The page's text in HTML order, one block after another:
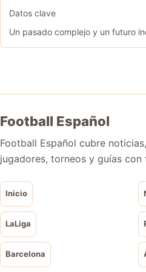
Datos clave
Un pasado complejo y un futuro
Football Español
Football Español cubre
jugadores, torneos y guías con
Inicio
LaLiga
Barcelona